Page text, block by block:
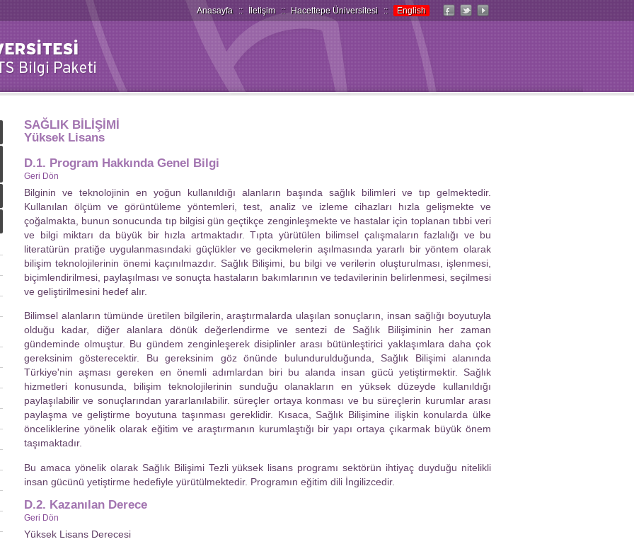
Anasayfa :: İletişim :: Hacettepe Üniversitesi :: English
SAĞLIK BİLİŞİMİ
Yüksek Lisans
D.1. Program Hakkında Genel Bilgi
Geri Dön
Bilginin ve teknolojinin en yoğun kullanıldığı alanların başında sağlık bilimleri ve tıp gelmektedir.
Kullanılan ölçüm ve görüntüleme yöntemleri, test, analiz ve izleme cihazları hızla gelişmekte ve
çoğalmakta, bunun sonucunda tıp bilgisi gün geçtikçe zenginleşmekte ve hastalar için toplanan tıbbi veri
ve bilgi miktarı da büyük bir hızla artmaktadır. Tıpta yürütülen bilimsel çalışmaların fazlalığı ve bu
literatürün pratiğe uygulanmasındaki güçlükler ve gecikmelerin aşılmasında yararlı bir yöntem olarak
bilişim teknolojilerinin önemi kaçınılmazdır. Sağlık Bilişimi, bu bilgi ve verilerin oluşturulması, işlenmesi,
biçimlendirilmesi, paylaşılması ve sonuçta hastaların bakımlarının ve tedavilerinin belirlenmesi, seçilmesi
ve geliştirilmesini hedef alır.
Bilimsel alanların tümünde üretilen bilgilerin, araştırmalarda ulaşılan sonuçların, insan sağlığı boyutuyla
olduğu kadar, diğer alanlara dönük değerlendirme ve sentezi de Sağlık Bilişiminin her zaman
gündeminde olmuştur. Bu gündem zenginleşerek disiplinler arası bütünleştirici yaklaşımlara daha çok
gereksinim gösterecektir. Bu gereksinim göz önünde bulundurulduğunda, Sağlık Bilişimi alanında
Türkiye'nin aşması gereken en önemli adımlardan biri bu alanda insan gücü yetiştirmektir. Sağlık
hizmetleri konusunda, bilişim teknolojilerinin sunduğu olanakların en yüksek düzeyde kullanıldığı
paylaşılabilir ve sonuçlarından yararlanılabilir. süreçler ortaya konması ve bu süreçlerin kurumlar arası
paylaşma ve geliştirme boyutuna taşınması gereklidir. Kısaca, Sağlık Bilişimine ilişkin konularda ülke
önceliklerine yönelik olarak eğitim ve araştırmanın kurumlaştığı bir yapı ortaya çıkarmak büyük önem
taşımaktadır.
Bu amaca yönelik olarak Sağlık Bilişimi Tezli yüksek lisans programı sektörün ihtiyaç duyduğu nitelikli
insan gücünü yetiştirme hedefiyle yürütülmektedir. Programın eğitim dili İngilizcedir.
D.2. Kazanılan Derece
Geri Dön
Yüksek Lisans Derecesi